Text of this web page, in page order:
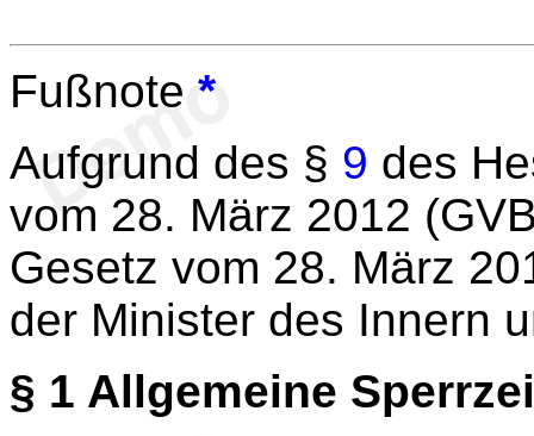
Fußnote *
Aufgrund des § 9 des
vom 28. März 2012
Gesetz vom 28. März
der Minister des Innern
§ 1 Allgemeine